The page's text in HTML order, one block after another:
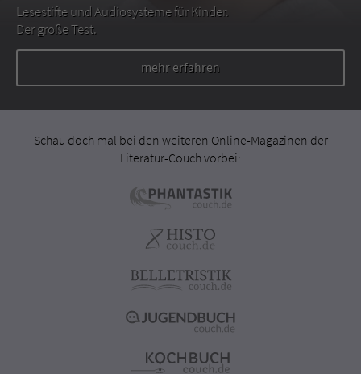
Lesestifte und Audiosysteme für Kinder.
Der große Test.
mehr erfahren
Schau doch mal bei den weiteren Online-Magazinen der
Literatur-Couch vorbei: